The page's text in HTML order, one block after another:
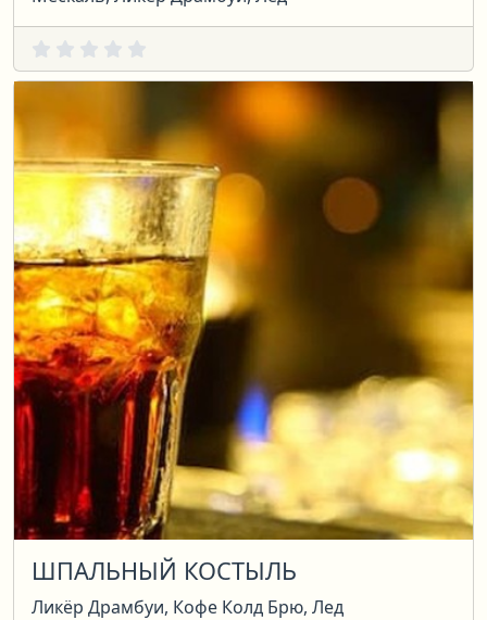
ШПАЛЬНЫЙ КОСТЫЛЬ
Ликёр Драмбуи, Кофе Колд Брю, Лед